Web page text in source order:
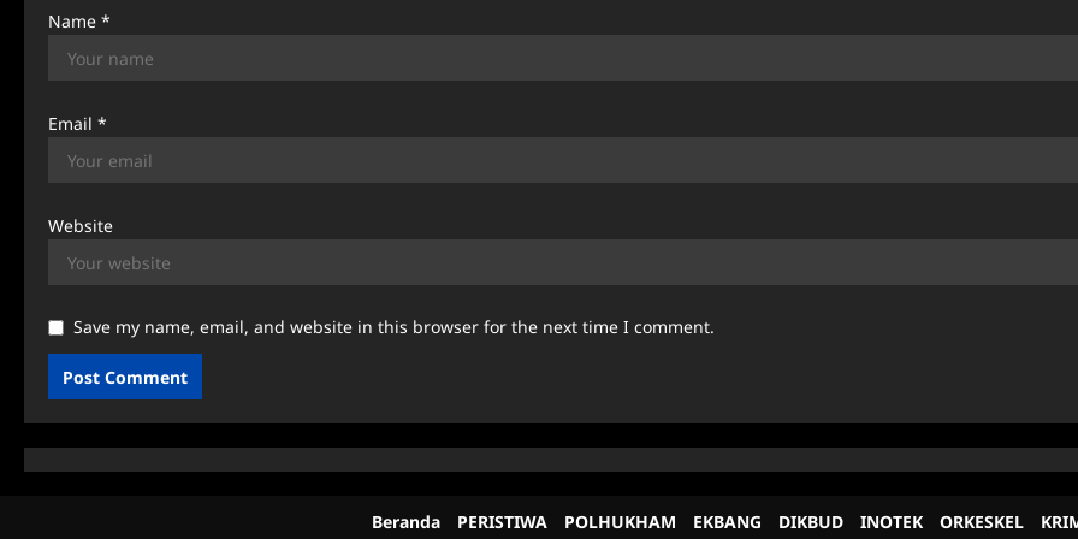
Name *
Email *
Website
Save my name, email, and website in this browser for the next time I comment.
Beranda PERISTIWA POLHUKHAM EKBANG DIKBUD INOTEK ORKESKEL